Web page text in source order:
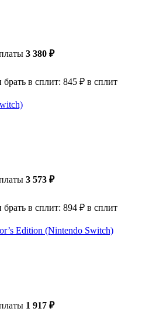
3 380 ₽
в сплит: 845 ₽ в сплит
3 573 ₽
в сплит: 894 ₽ в сплит
Edition (Nintendo Switch)
1 917 ₽